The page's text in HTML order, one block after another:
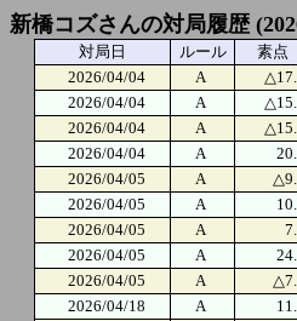
新橋コズさんの対局履歴
対局日 ルール 素点
2026/04/04
A
2026/04/04
A
2026/04/04
A
2026/04/04
A
2026/04/05
A
2026/04/05
A
2026/04/05
A
2026/04/05
A
2026/04/05
A
2026/04/18
A